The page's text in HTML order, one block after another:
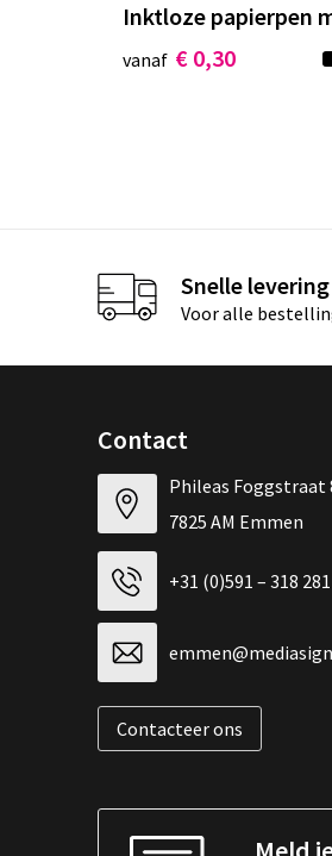
Inktloze papierpen
vanaf € 0,30
Snelle levering
Voor alle
Contact
Phileas Foggstraat
7825 AM Emmen
+31 (0)591 – 318 281
Contacteer ons